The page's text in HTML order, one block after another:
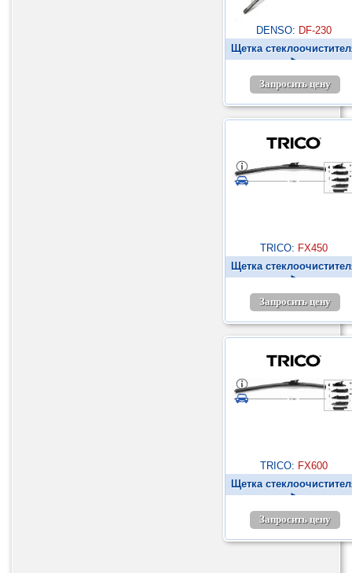
DENSO: DF-230
Щетка
►
Запросить цену
TRICO: FX450
Щетка
►
Запросить цену
TRICO: FX600
Щетка
►
Запросить цену